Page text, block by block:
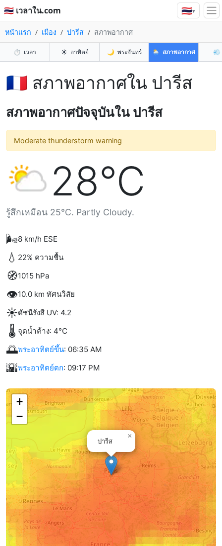
🇹🇭 เวลาใน.com 🇹🇭▾
หน้าแรก เมือง ปารีส สภาพอากาศ
⏱️ เวลา ☀️ อาทิตย์ 🌙 พระจันทร์ 🌦️ สภาพอากาศ 💨
🇫🇷 สภาพอากาศใน ปารีส
สภาพอากาศปัจจุบันใน ปารีส
Moderate thunderstorm warning
28°C
รู้สึกเหมือน 25°C. Partly Cloudy.
🌬️8 km/h ESE
💧 22% ความชื้น
🧭1015 hPa
👁️10.0 km ทัศนวิสัย
☀️ดัชนีรังสี UV: 4.2
🌡️ จุดน้ำค้าง: 4°C
🌅พระอาทิตย์ขึ้น: 06:35 AM
🌇พระอาทิตย์ตก: 09:17 PM
ปารีส
×
+
−